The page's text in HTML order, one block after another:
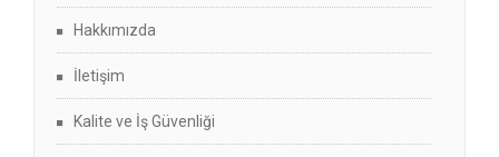
Hakkımızda
İletişim
Kalite ve İş Güvenliği